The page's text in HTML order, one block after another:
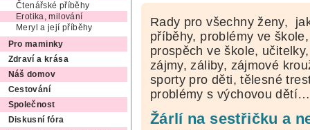
Čtenářské příběhy
Erotika, milování
Meryl a její příběhy
Pro maminky
Zdraví a krása
Náš domov
Cestování
Společnost
Diskusní fóra
Rady pro všechny ženy,
příběhy, problémy ve
prospěch ve škole,
zájmy, záliby, zájmové
sporty pro děti, tělesné
problémy s výchovou dětí…
Žárlí na sestřičku a